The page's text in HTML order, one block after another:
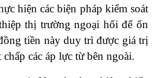
hiện các biện pháp kiểm soát
thị trường ngoại hối để ổn
tiền này duy trì được giá trị
các áp lực từ bên ngoài.